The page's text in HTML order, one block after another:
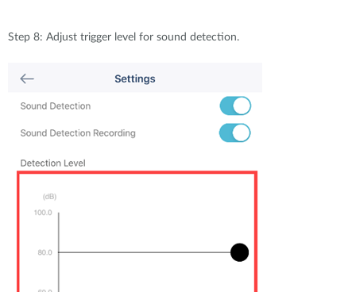
Step 8: Adjust trigger level for sound detection.